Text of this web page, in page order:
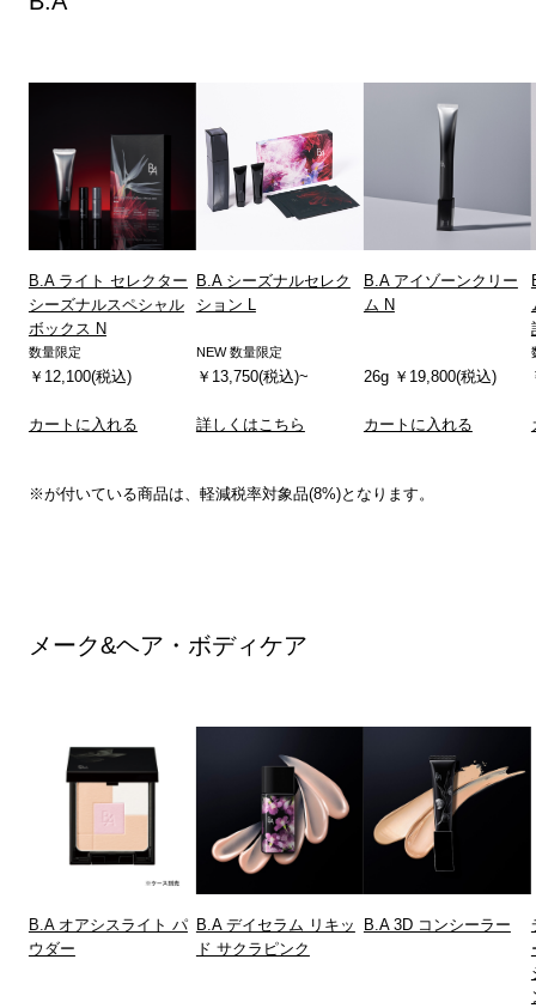
B.A ライト セレクター
シーズナルスペシャル
ボックス N
数量限定
￥12,100(税込)
カートに入れる
B.A シーズナルセレク
ション L
NEW 数量限定
￥13,750(税込)~
詳しくはこちら
B.A アイゾーンクリー
ム N
26g ￥19,800(税込)
カートに入れる
※が付いている商品は、軽減税率対象品(8%)となります。
メーク&ヘア・ボディケア
B.A オアシスライト パ
ウダー
B.A デイセラム リキッ
ド サクラピンク
B.A 3D コンシーラー